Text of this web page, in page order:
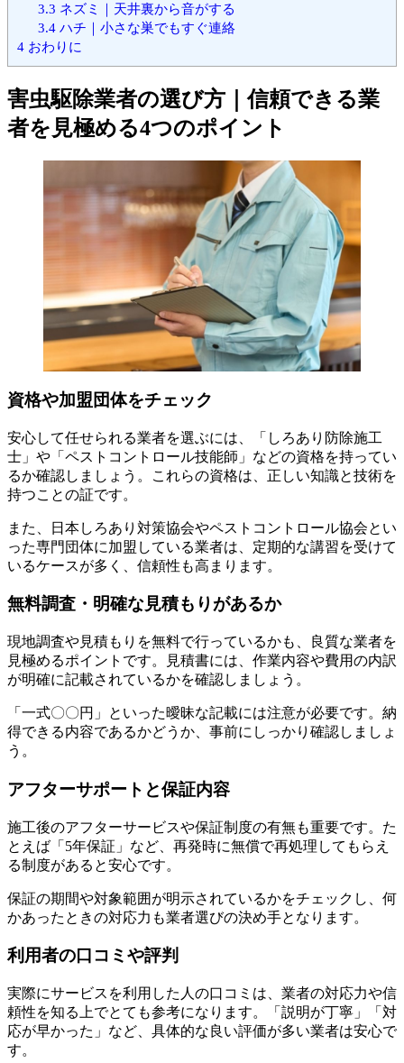
3.3 ネズミ｜天井裏から音がする
3.4ハチ｜小さな巣でもすぐ連絡
4 おわりに
害虫駆除業者の選び方｜信頼できる業
者を見極める4つのポイント
資格や加盟団体をチェック
安心して任せられる業者を選ぶには、「しろあり防除施工
士」や「ペストコントロール技能師」などの資格を持ってい
るか確認しましょう。これらの資格は、正しい知識と技術を
持つことの証です。
また、日本しろあり対策協会やペストコントロール協会とい
った専門団体に加盟している業者は、定期的な講習を受けて
いるケースが多く、信頼性も高まります。
無料調査・明確な見積もりがあるか
現地調査や見積もりを無料で行っているかも、良質な業者を
見極めるポイントです。見積書には、作業内容や費用の内訳
が明確に記載されているかを確認しましょう。
「一式〇〇円」といった曖昧な記載には注意が必要です。納
得できる内容であるかどうか、事前にしっかり確認しましょ
う。
アフターサポートと保証内容
施工後のアフターサービスや保証制度の有無も重要です。た
とえば「5年保証」など、再発時に無償で再処理してもらえ
る制度があると安心です。
保証の期間や対象範囲が明示されているかをチェックし、何
かあったときの対応力も業者選びの決め手となります。
利用者の口コミや評判
実際にサービスを利用した人の口コミは、業者の対応力や信
頼性を知る上でとても参考になります。「説明が丁寧」「対
応が早かった」など、具体的な良い評価が多い業者は安心で
す。